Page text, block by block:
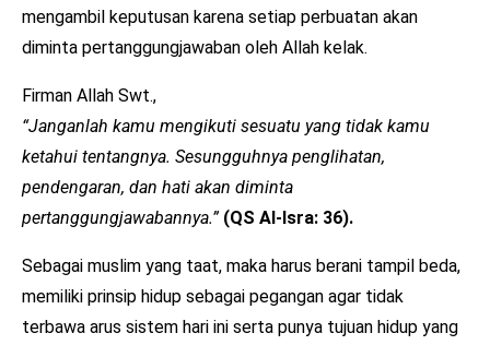
mengambil keputusan karena setiap perbuatan akan
diminta pertanggungjawaban oleh Allah kelak.
Firman Allah Swt.,
“Janganlah kamu mengikuti sesuatu yang tidak kamu
ketahui tentangnya. Sesungguhnya penglihatan,
pendengaran, dan hati akan diminta
pertanggungjawabannya.” (QS Al-Isra: 36).
Sebagai muslim yang taat, maka harus berani tampil beda,
memiliki prinsip hidup sebagai pegangan agar tidak
terbawa arus sistem hari ini serta punya tujuan hidup yang